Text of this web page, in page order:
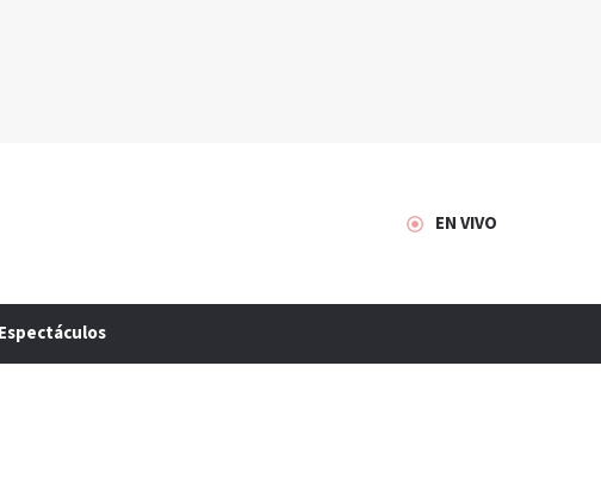
EN VIVO
Espectáculos